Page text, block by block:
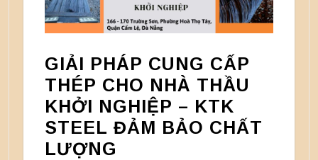
GIẢI PHÁP CUNG CẤP
THÉP CHO NHÀ THẦU
KHỞI NGHIỆP – KTK
STEEL ĐẢM BẢO CHẤT
LƯỢNG